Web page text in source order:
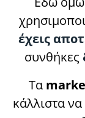
έχεις
συνθήκες
Τα
κάλλιστα